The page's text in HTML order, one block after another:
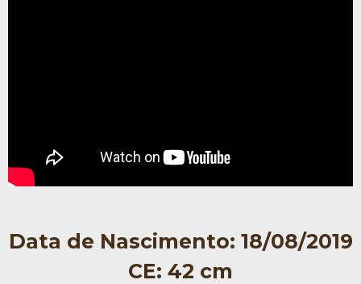
Data de Nascimento: 18/08/2019
CE: 42 cm